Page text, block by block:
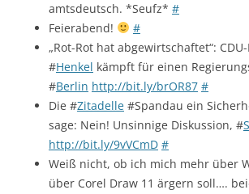
amtsdeutsch. *Seufz* #
Feierabend!
#
„Rot-Rot hat abgewirtschaftet“:
#Henkel kämpft für einen
#Berlin http://bit.ly/brOR87 #
Die #Zitadelle #Spandau ein
sage: Nein! Unsinnige Diskussion, #
http://bit.ly/9vVCmD #
Weiß nicht, ob ich mich mehr über
über Corel Draw 11 ärgern soll….